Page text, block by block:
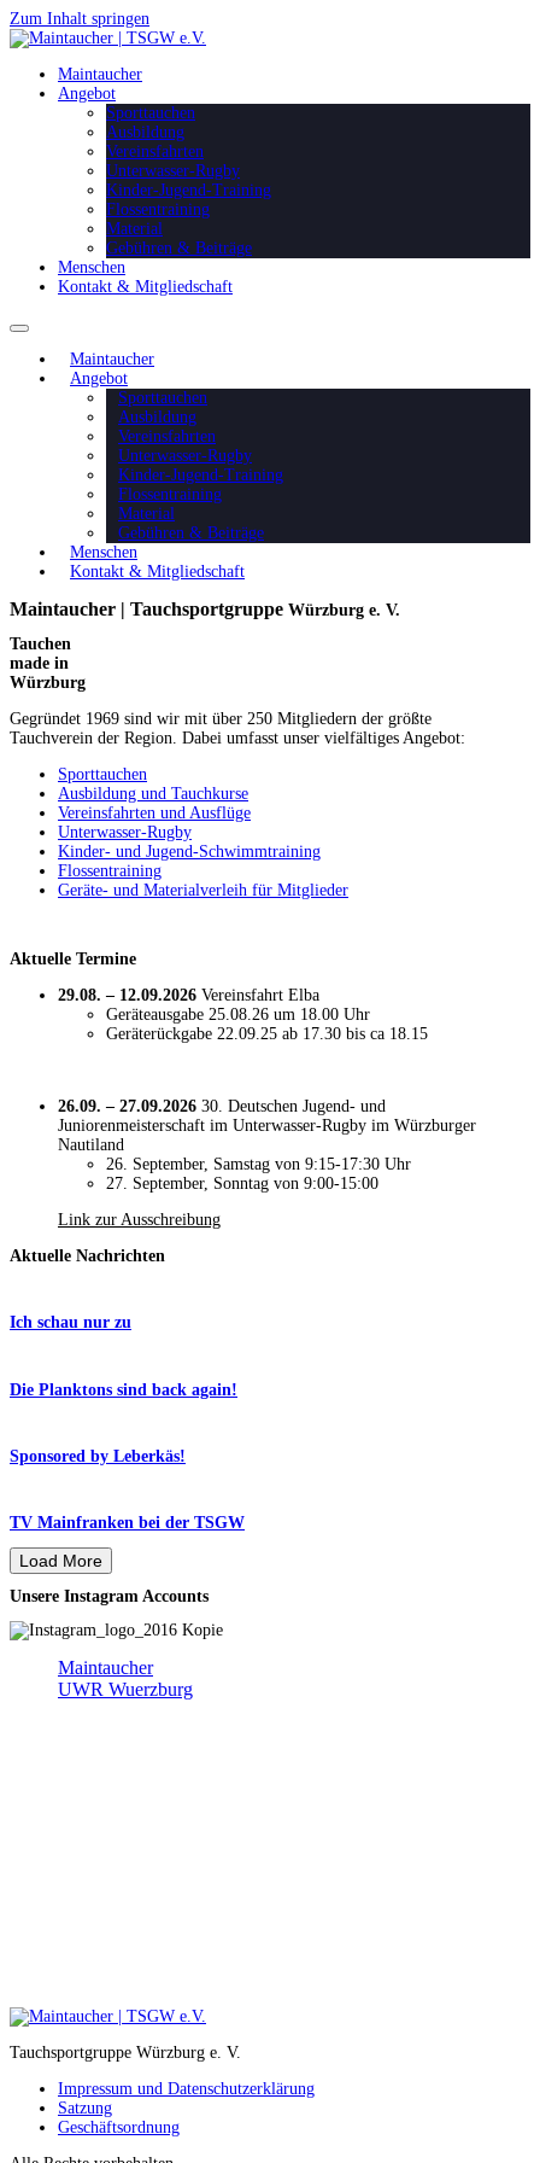
Zum Inhalt springen
Maintaucher
Angebot
Sporttauchen
Ausbildung
Vereinsfahrten
Unterwasser-Rugby
Kinder-Jugend-Training
Flossentraining
Material
Gebühren & Beiträge
Menschen
Kontakt & Mitgliedschaft
Maintaucher
Angebot
Sporttauchen
Ausbildung
Vereinsfahrten
Unterwasser-Rugby
Kinder-Jugend-Training
Flossentraining
Material
Gebühren & Beiträge
Menschen
Kontakt & Mitgliedschaft
Maintaucher | Tauchsportgruppe Würzburg e. V.
Tauchen
made in
Würzburg
Gegründet 1969 sind wir mit über 250 Mitgliedern der größte
Tauchverein der Region. Dabei umfasst unser vielfältiges Angebot:
Sporttauchen
Ausbildung und Tauchkurse
Vereinsfahrten und Ausflüge
Unterwasser-Rugby
Kinder- und Jugend-Schwimmtraining
Flossentraining
Geräte- und Materialverleih für Mitglieder
Aktuelle Termine
29.08. – 12.09.2026 Vereinsfahrt Elba
Geräteausgabe 25.08.26 um 18.00 Uhr
Geräterückgabe 22.09.25 ab 17.30 bis ca 18.15
26.09. – 27.09.2026 30. Deutschen Jugend- und
Juniorenmeisterschaft im Unterwasser-Rugby im Würzburger
Nautiland
26. September, Samstag von 9:15-17:30 Uhr
27. September, Sonntag von 9:00-15:00
Link zur Ausschreibung
Aktuelle Nachrichten
Ich schau nur zu
Die Planktons sind back again!
Sponsored by Leberkäs!
TV Mainfranken bei der TSGW
Load More
Unsere Instagram Accounts
Maintaucher
UWR Wuerzburg
Tauchsportgruppe Würzburg e. V.
Impressum und Datenschutzerklärung
Satzung
Geschäftsordnung